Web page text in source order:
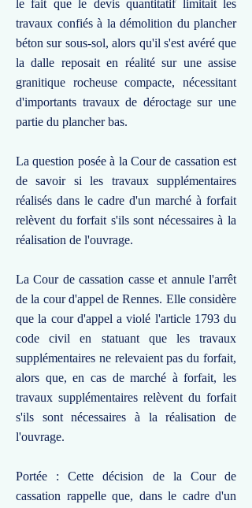
le fait que le devis quantitatif limitait les
travaux confiés à la démolition du plancher
béton sur sous-sol, alors qu'il s'est avéré que
la dalle reposait en réalité sur une assise
granitique rocheuse compacte, nécessitant
d'importants travaux de déroctage sur une
partie du plancher bas.
La question posée à la Cour de cassation est
de savoir si les travaux supplémentaires
réalisés dans le cadre d'un marché à forfait
relèvent du forfait s'ils sont nécessaires à la
réalisation de l'ouvrage.
La Cour de cassation casse et annule l'arrêt
de la cour d'appel de Rennes. Elle considère
que la cour d'appel a violé l'article 1793 du
code civil en statuant que les travaux
supplémentaires ne relevaient pas du forfait,
alors que, en cas de marché à forfait, les
travaux supplémentaires relèvent du forfait
s'ils sont nécessaires à la réalisation de
l'ouvrage.
Portée : Cette décision de la Cour de
cassation rappelle que, dans le cadre d'un